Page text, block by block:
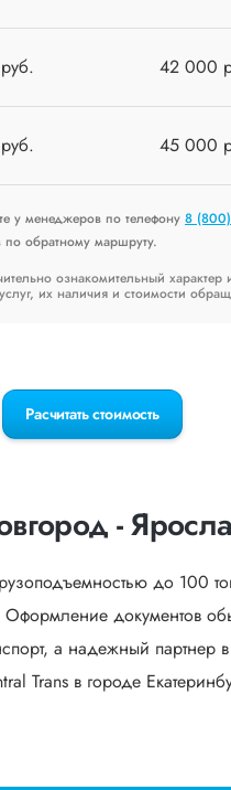
42 000
45 000
у менеджеров по телефону 8
по обратному маршруту.
ознакомительный
их наличия и стоимости
Расчитать стоимость
-
до 100
документов
а надежный партнер
Trans в городе